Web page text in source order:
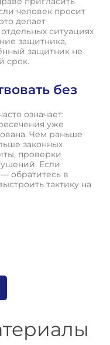
человек просит
делает
ситуациях
защитника,
защитник не
срок.
без
означает:
уже
Чем раньше
законных
проверки
Если
обратитесь в
тактику на